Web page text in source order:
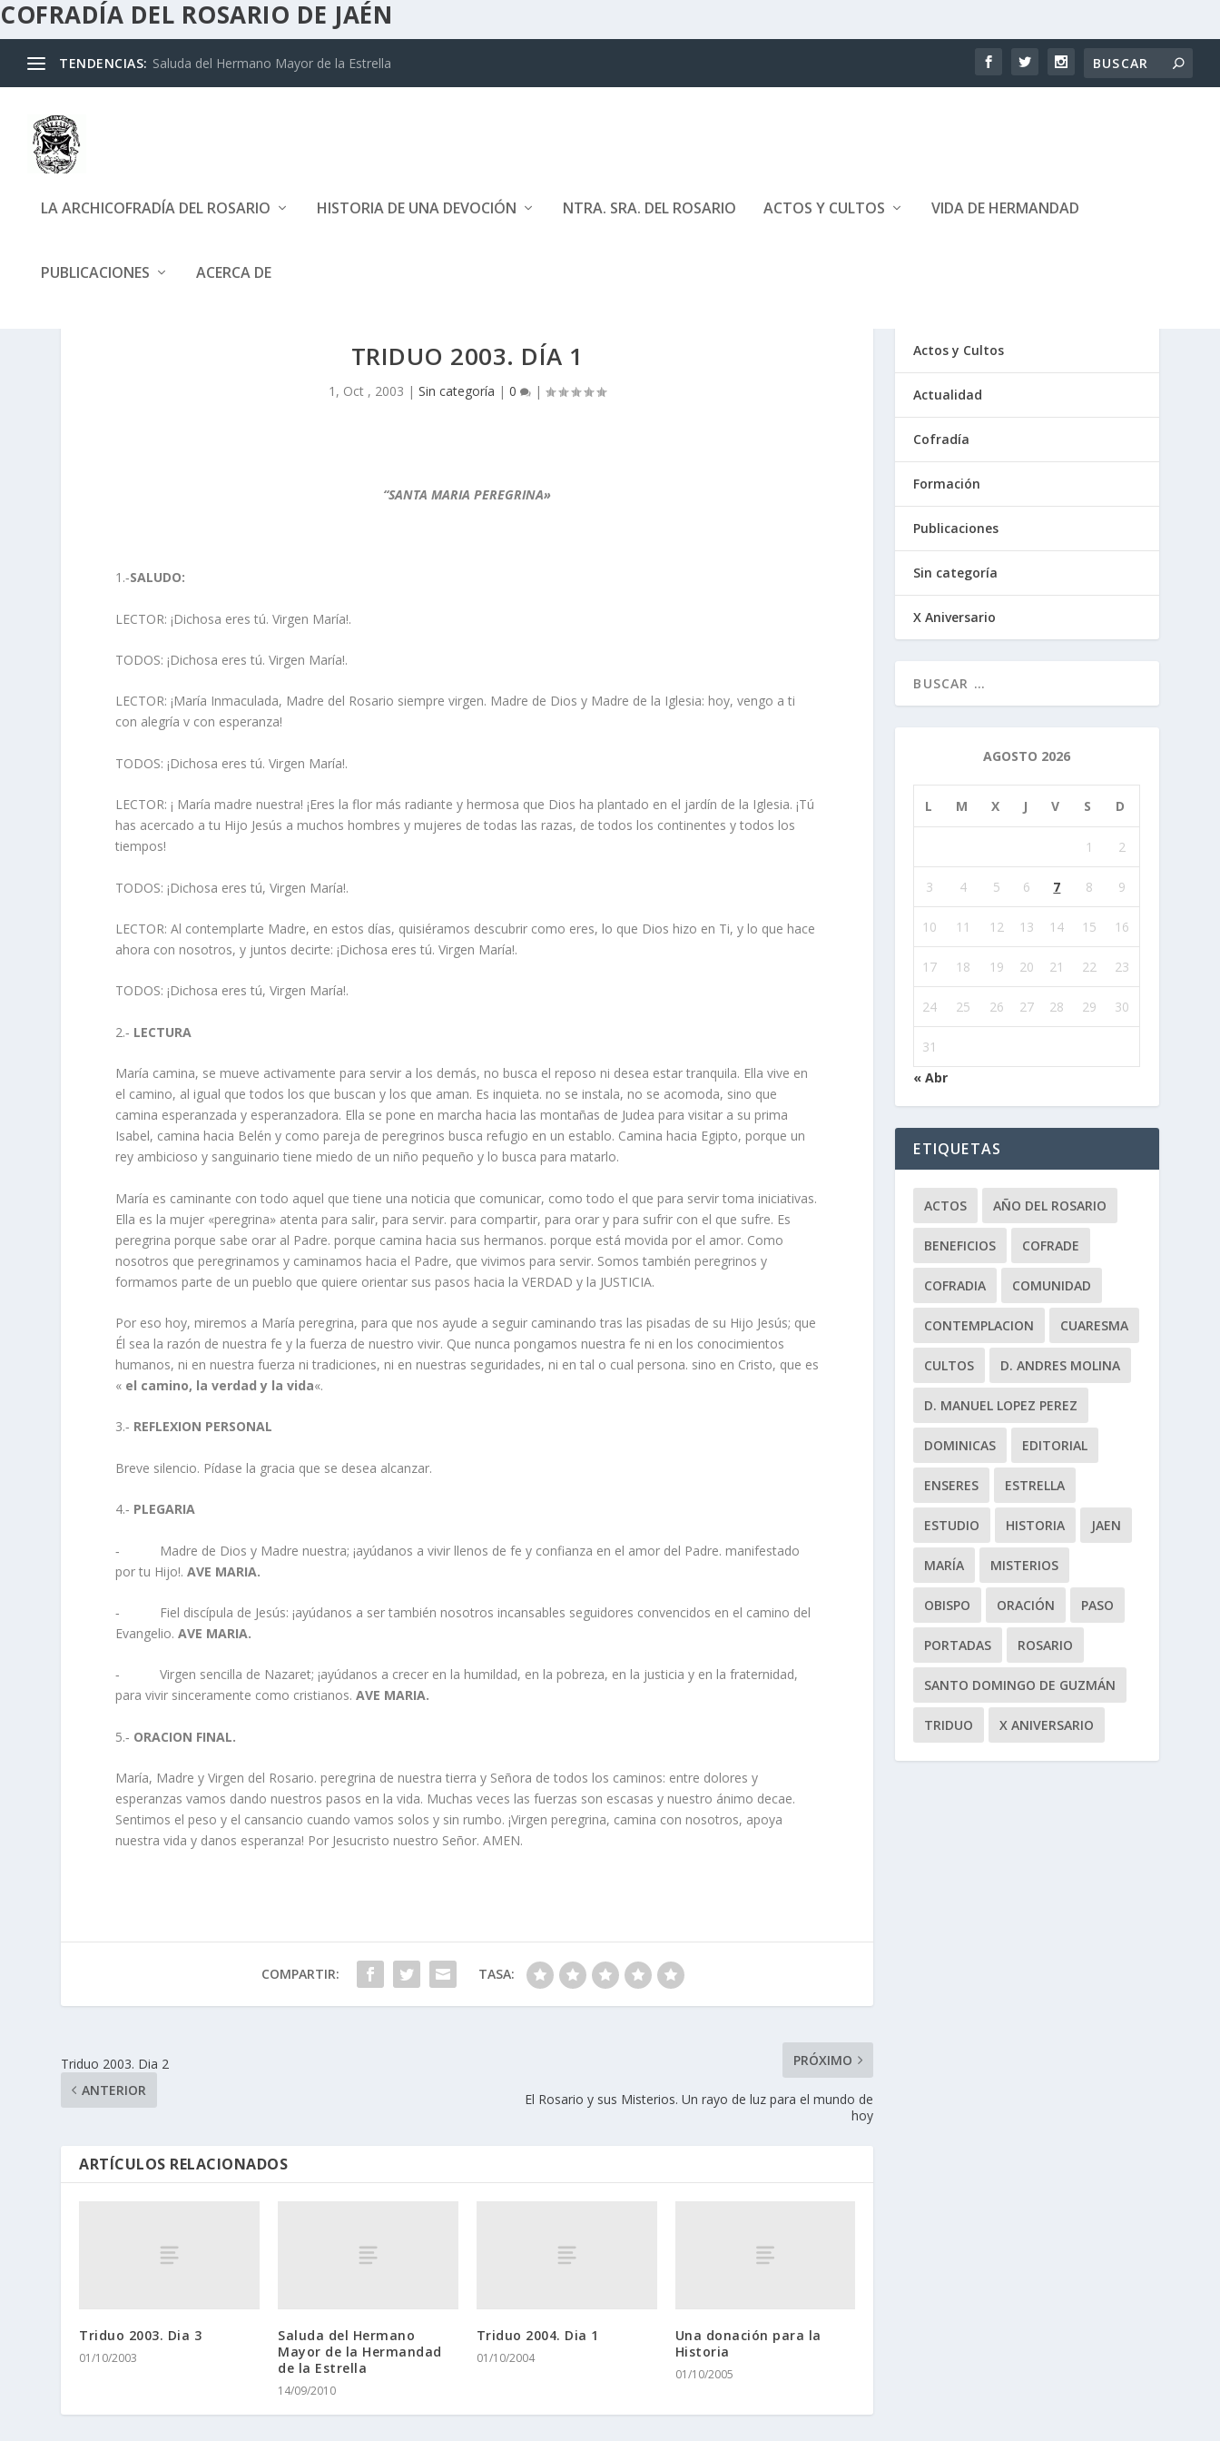
COFRADÍA DEL ROSARIO DE JAÉN
TENDENCIAS: Saluda del Hermano Mayor de la Estrella
LA ARCHICOFRADÍA DEL ROSARIO HISTORIA DE UNA DEVOCIÓN NTRA. SRA. DEL ROSARIO ACTOS Y CULTOS VIDA DE HERMANDAD
PUBLICACIONES ACERCA DE
TRIDUO 2003. DÍA 1
1, Oct , 2003 |Sin categoría |0 |
“SANTA MARIA PEREGRINA»
1.‑SALUDO:
LECTOR: ¡Dichosa eres tú. Virgen María!.
TODOS: ¡Dichosa eres tú. Virgen María!.
LECTOR: ¡María Inmaculada, Madre del Rosario siempre virgen. Madre de Dios y Madre de la Iglesia: hoy, vengo a ti
con alegría v con esperanza!
TODOS: ¡Dichosa eres tú. Virgen María!.
LECTOR: ¡ María madre nuestra! ¡Eres la flor más radiante y hermosa que Dios ha plantado en el jardín de la Iglesia. ¡Tú
has acercado a tu Hijo Jesús a muchos hombres y mujeres de todas las razas, de todos los continentes y todos los
tiempos!
TODOS: ¡Dichosa eres tú, Virgen María!.
LECTOR: Al contemplarte Madre, en estos días, quisiéramos descubrir como eres, lo que Dios hizo en Ti, y lo que hace
ahora con nosotros, y juntos decirte: ¡Dichosa eres tú. Virgen María!.
TODOS: ¡Dichosa eres tú, Virgen María!.
2.‑ LECTURA
María camina, se mueve activamente para servir a los demás, no busca el reposo ni desea estar tranquila. Ella vive en
el camino, al igual que todos los que buscan y los que aman. Es inquieta. no se instala, no se acomoda, sino que
camina esperanzada y esperanzadora. Ella se pone en marcha hacia las montañas de Judea para visitar a su prima
Isabel, camina hacia Belén y como pareja de peregrinos busca refugio en un establo. Camina hacia Egipto, porque un
rey ambicioso y sanguinario tiene miedo de un niño pequeño y lo busca para matarlo.
María es caminante con todo aquel que tiene una noticia que comunicar, como todo el que para servir toma iniciativas.
Ella es la mujer «peregrina» atenta para salir, para servir. para compartir, para orar y para sufrir con el que sufre. Es
peregrina porque sabe orar al Padre. porque camina hacia sus hermanos. porque está movida por el amor. Como
nosotros que peregrinamos y caminamos hacia el Padre, que vivimos para servir. Somos también peregrinos y
formamos parte de un pueblo que quiere orientar sus pasos hacia la VERDAD y la JUSTICIA.
Por eso hoy, miremos a María peregrina, para que nos ayude a seguir caminando tras las pisadas de su Hijo Jesús; que
Él sea la razón de nuestra fe y la fuerza de nuestro vivir. Que nunca pongamos nuestra fe ni en los conocimientos
humanos, ni en nuestra fuerza ni tradiciones, ni en nuestras seguridades, ni en tal o cual persona. sino en Cristo, que es
« el camino, la verdad y la vida«.
3.‑ REFLEXION PERSONAL
Breve silencio. Pídase la gracia que se desea alcanzar.
4.‑ PLEGARIA
‑ Madre de Dios y Madre nuestra; ¡ayúdanos a vivir llenos de fe y confianza en el amor del Padre. manifestado
por tu Hijo!.AVE MARIA.
‑ Fiel discípula de Jesús: ¡ayúdanos a ser también nosotros incansables seguidores convencidos en el camino del
Evangelio.AVE MARIA.
‑ Virgen sencilla de Nazaret; ¡ayúdanos a crecer en la humildad, en la pobreza, en la justicia y en la fraternidad,
para vivir sinceramente como cristianos.AVE MARIA.
5.‑ ORACION FINAL.
María, Madre y Virgen del Rosario. peregrina de nuestra tierra y Señora de todos los caminos: entre dolores y
esperanzas vamos dando nuestros pasos en la vida. Muchas veces las fuerzas son escasas y nuestro ánimo decae.
Sentimos el peso y el cansancio cuando vamos solos y sin rumbo. ¡Virgen peregrina, camina con nosotros, apoya
nuestra vida y danos esperanza! Por Jesucristo nuestro Señor. AMEN.
COMPARTIR: TASA:
Triduo 2003. Dia 2
ANTERIOR
PRÓXIMO
El Rosario y sus Misterios. Un rayo de luz para el mundo de
hoy
ARTÍCULOS RELACIONADOS
Triduo 2003. Dia 3
01/10/2003
Saluda del Hermano
Mayor de la Hermandad
de la Estrella
14/09/2010
Triduo 2004. Dia 1
01/10/2004
Una donación para la
Historia
01/10/2005
Actos y Cultos
Actualidad
Cofradía
Formación
Publicaciones
Sin categoría
X Aniversario
AGOSTO 2026
L M X J V S D
1 2
3 4 5 6 7 8 9
10 11 12 13 14 15 16
17 18 19 20 21 22 23
24 25 26 27 28 29 30
31
« Abr
ETIQUETAS
ACTOS AÑO DEL ROSARIO
BENEFICIOS COFRADE
COFRADIA COMUNIDAD
CONTEMPLACION CUARESMA
CULTOS D. ANDRES MOLINA
D. MANUEL LOPEZ PEREZ
DOMINICAS EDITORIAL
ENSERES ESTRELLA
ESTUDIO HISTORIA JAEN
MARÍA MISTERIOS
OBISPO ORACIÓN PASO
PORTADAS ROSARIO
SANTO DOMINGO DE GUZMÁN
TRIDUO X ANIVERSARIO